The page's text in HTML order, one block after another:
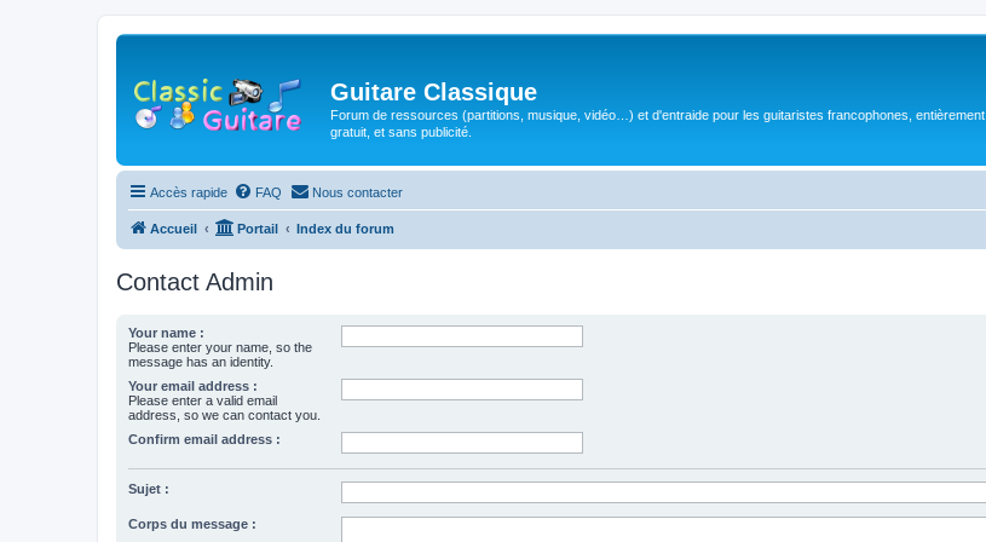
Guitare Classique
Forum de ressources (partitions, musique, vidéo…) et d'entraide pour les guitaristes francophones, entièrement
gratuit, et sans publicité.
Accès rapide FAQ Nous contacter
Accueil Portail Index du forum
Contact Admin
Your name :
Please enter your name, so the
message has an identity.
Your email address :
Please enter a valid email
address, so we can contact you.
Confirm email address :
Sujet :
Corps du message :